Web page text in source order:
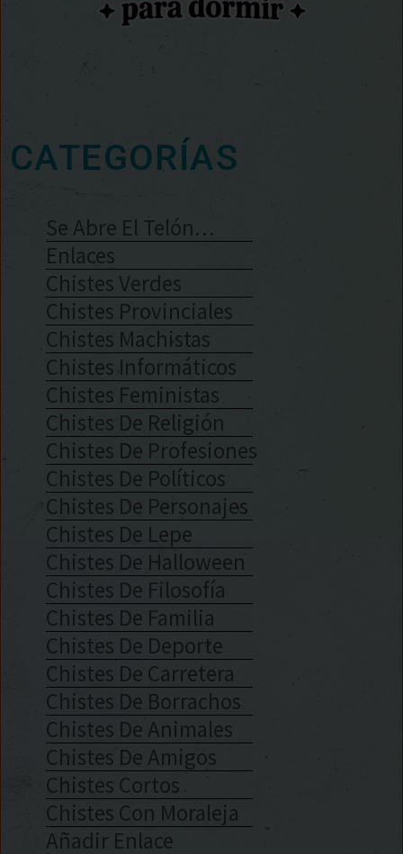
CATEGORÍAS
Se Abre El Telón…
Enlaces
Chistes Verdes
Chistes Provinciales
Chistes Machistas
Chistes Informáticos
Chistes Feministas
Chistes De Religión
Chistes De Profesiones
Chistes De Políticos
Chistes De Personajes
Chistes De Lepe
Chistes De Halloween
Chistes De Filosofía
Chistes De Familia
Chistes De Deporte
Chistes De Carretera
Chistes De Borrachos
Chistes De Animales
Chistes De Amigos
Chistes Cortos
Chistes Con Moraleja
Añadir Enlace